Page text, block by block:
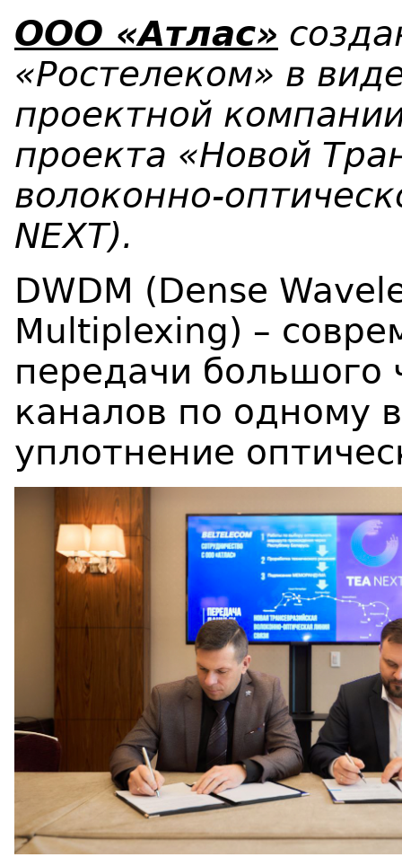
ООО «Атлас»
«Ростелеком» в
проектной
проекта «Новой
волоконно-
NEXT).
DWDM (Dense
Multiplexing) –
передачи большого
каналов по одному
уплотнение